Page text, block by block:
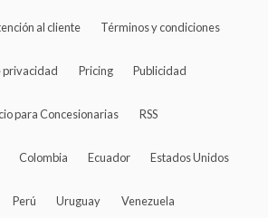
al cliente Términos y condiciones
privacidad Pricing Publicidad
para Concesionarias RSS
Colombia Ecuador Estados Unidos
Perú Uruguay Venezuela